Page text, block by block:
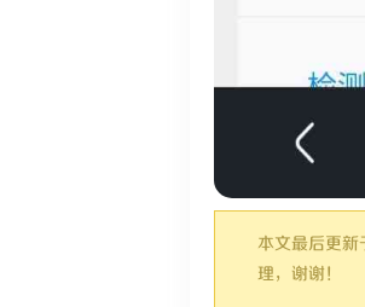
本文最后更
理，谢谢！